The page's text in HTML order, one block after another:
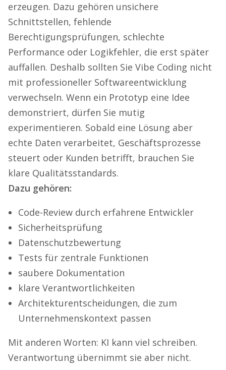
erzeugen. Dazu gehören unsichere
Schnittstellen, fehlende
Berechtigungsprüfungen, schlechte
Performance oder Logikfehler, die erst später
auffallen. Deshalb sollten Sie Vibe Coding nicht
mit professioneller Softwareentwicklung
verwechseln. Wenn ein Prototyp eine Idee
demonstriert, dürfen Sie mutig
experimentieren. Sobald eine Lösung aber
echte Daten verarbeitet, Geschäftsprozesse
steuert oder Kunden betrifft, brauchen Sie
klare Qualitätsstandards.
Dazu gehören:
Code-Review durch erfahrene Entwickler
Sicherheitsprüfung
Datenschutzbewertung
Tests für zentrale Funktionen
saubere Dokumentation
klare Verantwortlichkeiten
Architekturentscheidungen, die zum
Unternehmenskontext passen
Mit anderen Worten: KI kann viel schreiben.
Verantwortung übernimmt sie aber nicht.